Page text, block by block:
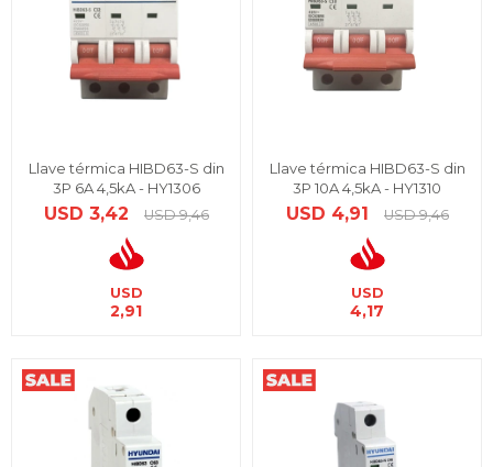
Llave térmica HIBD63-S din
3P 6A 4,5kA - HY1306
USD 3,42 USD 9,46
USD
2,91
Llave térmica HIBD63-S din
3P 10A 4,5kA - HY1310
USD 4,91 USD 9,46
USD
4,17